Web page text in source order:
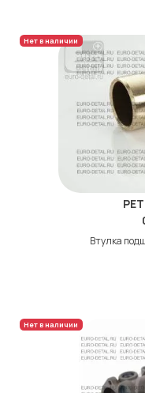
Нет в наличии
Втулка
Нет в наличии